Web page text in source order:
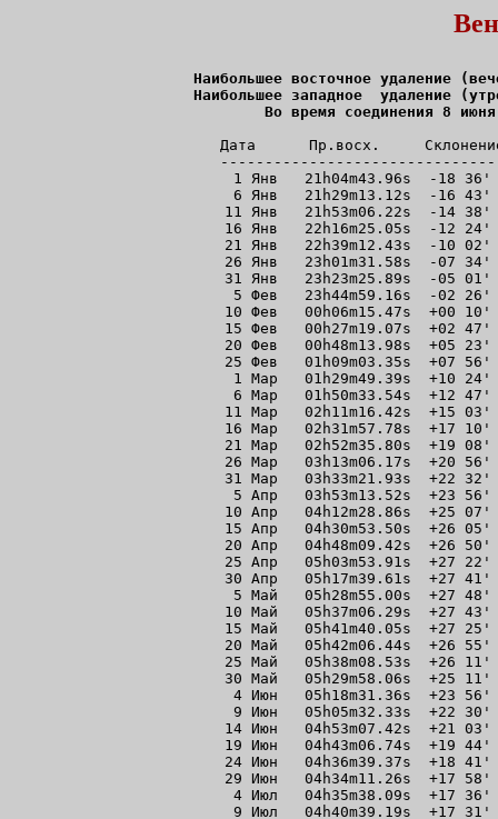
Наибольшeе восточное удалениe
Наибольшeе западнoе  удалениe
Во время соединения 8
Дата      Пр.восх.
1 Янв   21h04m43.96s  -18
6 Янв   21h29m13.12s  -16
11 Янв   21h53m06.22s  -14
16 Янв   22h16m25.05s  -12
21 Янв   22h39m12.43s  -10
26 Янв   23h01m31.58s  -07
31 Янв   23h23m25.89s  -05
5 Фев   23h44m59.16s  -02
10 Фев   00h06m15.47s  +00
15 Фев   00h27m19.07s  +02
20 Фев   00h48m13.98s  +05
25 Фев   01h09m03.35s  +07
1 Мар   01h29m49.39s  +10
6 Мар   01h50m33.54s  +12
11 Мар   02h11m16.42s  +15
16 Мар   02h31m57.78s  +17
21 Мар   02h52m35.80s  +19
26 Мар   03h13m06.17s  +20
31 Мар   03h33m21.93s  +22
5 Апр   03h53m13.52s  +23
10 Апр   04h12m28.86s  +25
15 Апр   04h30m53.50s  +26
20 Апр   04h48m09.42s  +26
25 Апр   05h03m53.91s  +27
30 Апр   05h17m39.61s  +27
5 Май   05h28m55.00s  +27
10 Май   05h37m06.29s  +27
15 Май   05h41m40.05s  +27
20 Май   05h42m06.44s  +26
25 Май   05h38m08.53s  +26
30 Май   05h29m58.06s  +25
4 Июн   05h18m31.36s  +23
9 Июн   05h05m32.33s  +22
14 Июн   04h53m07.42s  +21
19 Июн   04h43m06.74s  +19
24 Июн   04h36m39.37s  +18
29 Июн   04h34m11.26s  +17
4 Июл   04h35m38.09s  +17
9 Июл   04h40m39.19s  +17